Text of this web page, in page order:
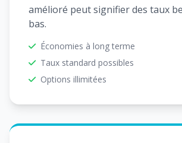
amélioré peut signifier des taux
bas.
Économies à long terme
Taux standard possibles
Options illimitées